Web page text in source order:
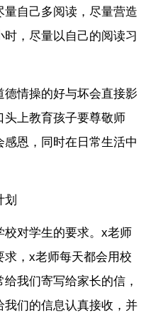
自己多阅读，尽量营造
，尽量以自己的阅读习
情操的好与坏会直接影
头上教育孩子要尊敬师
恩，同时在日常生活中
划
对学生的要求。x老师
，x老师每天都会用校
我们寄写给家长的信，
们的信息认真接收，并